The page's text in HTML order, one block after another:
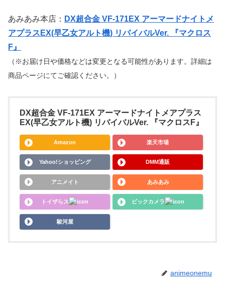
あみあみ本店： DX超合金 VF-171EX アーマードナイトメ
アプラスEX(早乙女アルト機) リバイバルVer. 『マクロス
F』
（※お届け日や価格などは変更となる可能性があります。詳細は
商品ページにてご確認ください。）
DX超合金 VF-171EX アーマードナイトメアプラス
EX(早乙女アルト機) リバイバルVer. 『マクロスF』
Amazon 楽天市場
Yahoo!ショッピング DMM通販
アニメイト あみあみ
トイザらス ビックカメラ
駿河屋
animeonemu